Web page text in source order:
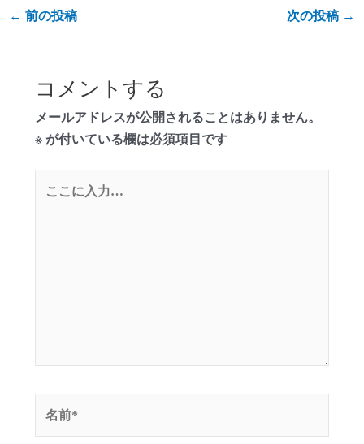
← 前の投稿 次の投稿 →
コメントする
メールアドレスが公開されることはありません。
※が付いている欄は必須項目です